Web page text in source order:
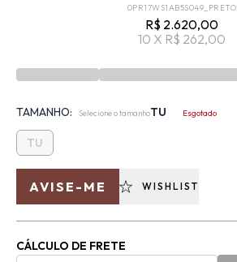
0PR17WS1AB5S049_PRETO
R$ 2.620,00
10 X R$ 262,00
TAMANHO: Selecione o tamanhoTU Esgotado
TU
AVISE-ME WISHLIST
CÁLCULO DE FRETE